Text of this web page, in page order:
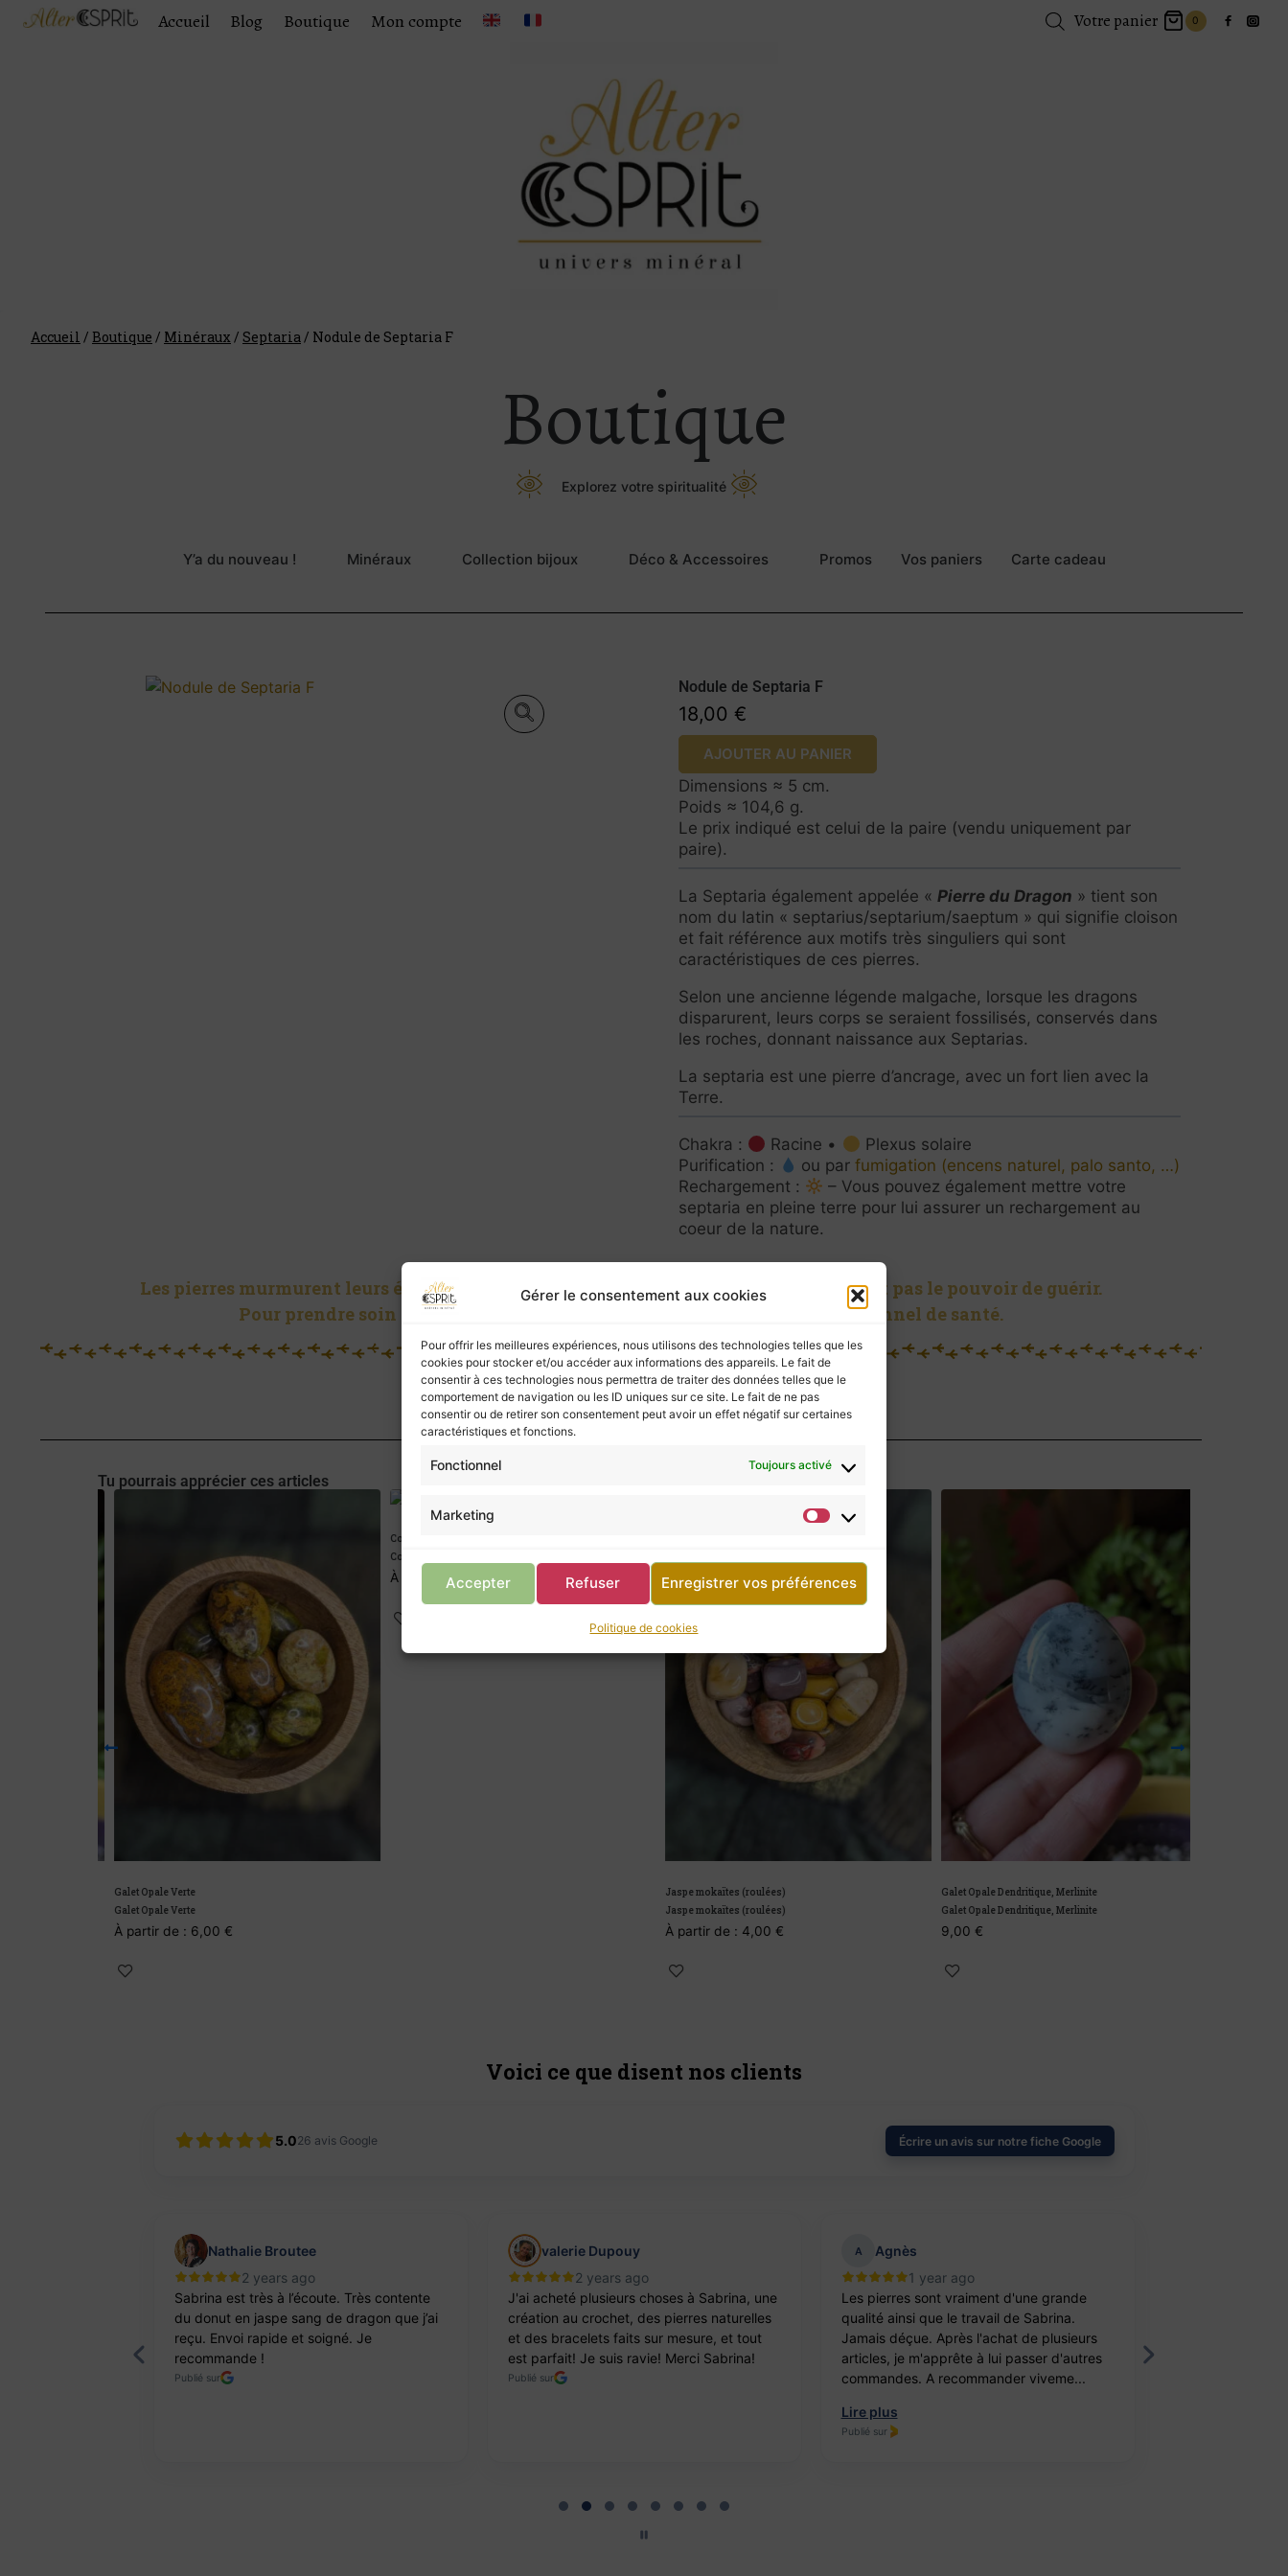
Gérer le consentement aux cookies
Pour offrir les meilleures expériences, nous utilisons des technologies telles que les
cookies pour stocker et/ou accéder aux informations des appareils. Le fait de
consentir à ces technologies nous permettra de traiter des données telles que le
comportement de navigation ou les ID uniques sur ce site. Le fait de ne pas
consentir ou de retirer son consentement peut avoir un effet négatif sur certaines
caractéristiques et fonctions.
Fonctionnel Toujours activé
Marketing
Accepter Refuser Enregistrer vos préférences
Politique de cookies
Accueil Blog Boutique Mon compte Votre panier 0
Accueil / Boutique / Minéraux / Septaria/ Nodule de Septaria F
Boutique
Explorez votre spiritualité
Y’a du nouveau ! Minéraux Collection bijoux Déco & Accessoires Promos Vos paniers Carte cadeau
Nodule de Septaria F
18,00 €
Prix à l’unité.
AJOUTER AU PANIER
Dimensions ≈ 5 cm.
Poids ≈ 104,6 g.
Le prix indiqué est celui de la paire (vendu uniquement par
paire).
La Septaria également appelée « Pierre du Dragon » tient son
nom du latin « septarius/septarium/saeptum » qui signifie cloison
et fait référence aux motifs très singuliers qui sont
caractéristiques de ces pierres.
Selon une ancienne légende malgache, lorsque les dragons
disparurent, leurs corps se seraient fossilisés, conservés dans
les roches, donnant naissance aux Septarias.
La septaria est une pierre d’ancrage, avec un fort lien avec la
Terre.
Chakra : Racine •
Plexus solaire
Purification :
ou parfumigation (encens naturel, palo santo, …)
Rechargement :
– Vous pouvez également mettre votre
septaria en pleine terre pour lui assurer un rechargement au
coeur de la nature.
Les pierres murmurent leurs énergies à ceux qui les écoutent, mais elles ne possèdent pas le pouvoir de guérir.
Pour prendre soin de vous, ne négligez pas la consultation d’un professionnel de santé.
Retour à la boutique
Tu pourrais apprécier ces articles
Galet Opale Verte
Galet Opale Verte
À partir de :6,00€
Coquilles d’ormeaux, abalone
Coquilles d’ormeaux, abalone
À partir de :6,00€
Jaspe mokaïtes (roulées)
Jaspe mokaïtes (roulées)
À partir de :4,00€
Galet Opale Dendritique, Merlinite
Galet Opale Dendritique, Merlinite
9,00€
Voici ce que disent nos clients
5.026 avis Google Écrire un avis sur notre fiche Google
Nathalie Broutee
2 years ago
Sabrina est très à l’écoute. Très contente
du donut en jaspe sang de dragon que j’ai
reçu. Envoi rapide et soigné. Je
recommande !
Publié sur
valerie Dupouy
2 years ago
J'ai acheté plusieurs choses à Sabrina, une
création au crochet, des pierres naturelles
et des bracelets faits sur mesure, et tout
est parfait! Je suis ravie! Merci Sabrina!
Publié sur
A
Agnès
1 year ago
Les pierres sont vraiment d'une grande
qualité ainsi que le travail de Sabrina.
Jamais déçue. Après l'achat de plusieurs
articles, je m'apprête à lui passer d'autres
commandes. A recommander viveme...
Lire plus
Publié sur